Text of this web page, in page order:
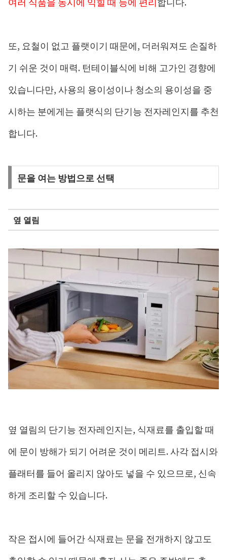
또, 요철이 없고 플랫이기 때문에, 더러워져도 손질하
기 쉬운 것이 매력. 턴테이블식에 비해 고가인 경향에
있습니다만, 사용의 용이성이나 청소의 용이성을 중
시하는 분에게는 플랫식의 단기능 전자레인지를 추천
합니다.
문을 여는 방법으로 선택
옆 열림
옆 열림의 단기능 전자레인지는, 식재료를 출입할 때
에 문이 방해가 되기 어려운 것이 메리트. 사각 접시와
플래터를 들어 올리지 않아도 넣을 수 있으므로, 신속
하게 조리할 수 있습니다.
작은 접시에 들어간 식재료는 문을 전개하지 않고도